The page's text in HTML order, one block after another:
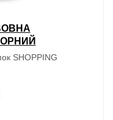
SHOPPING